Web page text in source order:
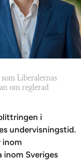
Liberalernas
om reglerad
i
undervisningstid.
inom
Sveriges